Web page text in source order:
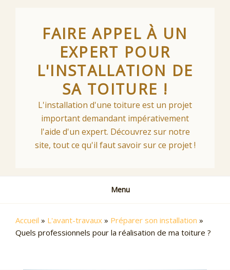
FAIRE APPEL À UN
EXPERT POUR
L'INSTALLATION DE
SA TOITURE !
L'installation d'une toiture est un projet
important demandant impérativement
l'aide d'un expert. Découvrez sur notre
site, tout ce qu'il faut savoir sur ce projet !
Menu
Accueil » L'avant-travaux » Préparer son installation »
Quels professionnels pour la réalisation de ma toiture ?